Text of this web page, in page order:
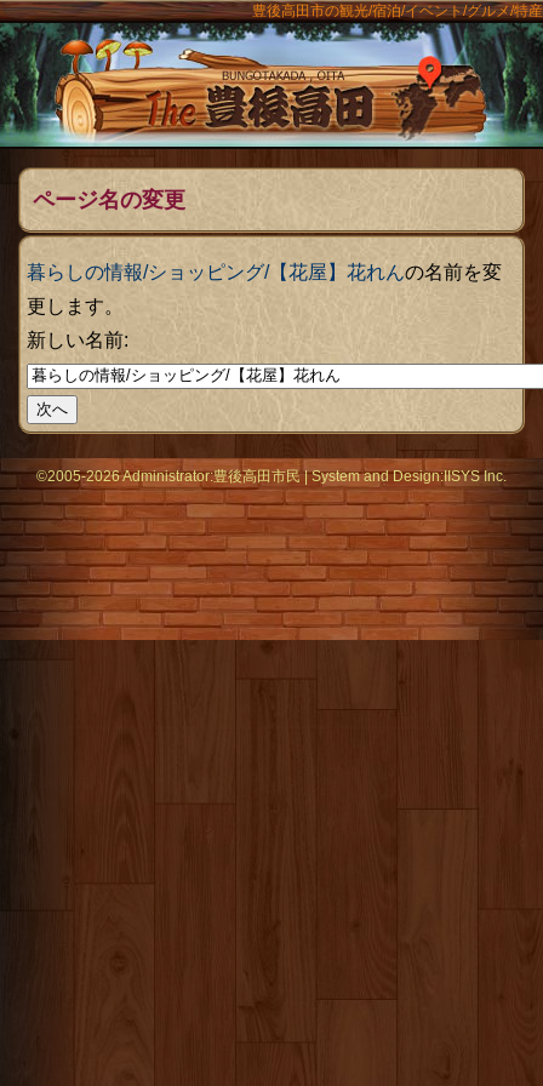
豊後高田市の観光/宿泊/イベント/グルメ/特産
The豊後
ページ名の変更
暮らしの情報/ショッピング/【花屋】花れんの名前を変
更します。
新しい名前:
メニュー
©2005-2026 Administrator:豊後高田市民|Systemand Design:IISYS Inc.